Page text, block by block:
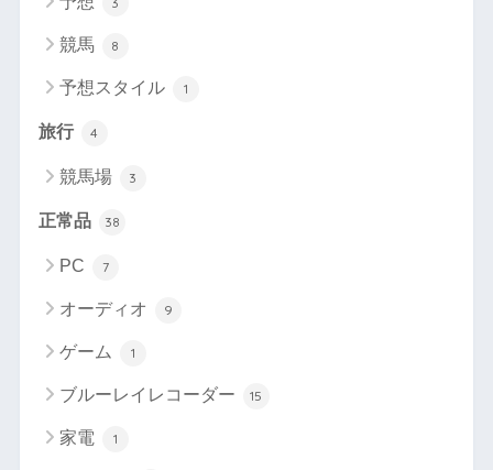
競馬 8
予想スタイル 1
旅行 4
競馬場 3
正常品 38
PC 7
オーディオ 9
ゲーム 1
ブルーレイレコーダー 15
家電 1